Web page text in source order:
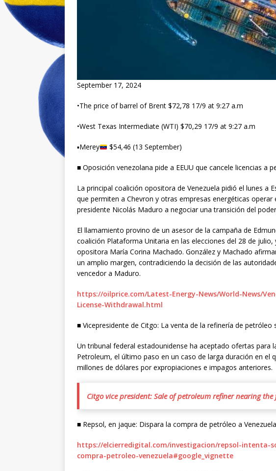
September 17, 2024
•The price of barrel of Brent $72,78 17/9 at 9:27 a.m
•West Texas Intermediate (WTI) $70,29 17/9 at 9:27 a.m
▪︎Merey $54,46 (13 September)
■ Oposición venezolana pide a EEUU que cancele licencias a
La principal coalición opositora de Venezuela pidió el lunes a
que permiten a Chevron y otras empresas energéticas
presidente Nicolás Maduro a negociar una transición del
El llamamiento provino de un asesor de la campaña de
coalición Plataforma Unitaria en las elecciones del 28 de julio,
opositora María Corina Machado. González y Machado
un amplio margen, contradiciendo la decisión de las
vencedor a Maduro.
https://oilprice.com/Latest-Energy-News/World-News/
License-Withdrawal.html
■ Vicepresidente de Citgo: La venta de la refinería de petróleo
Un tribunal federal estadounidense ha aceptado ofertas para
Petroleum, el último paso en un caso de larga duración en el
millones de dólares por expropiaciones e impagos anteriores.
Citgo vice president: Sale of petroleum refiner nearing
■ Repsol, en jaque: Dispara la compra de petróleo a Venezuela
https://elcierredigital.com/investigacion/repsol-intenta-
compra-petroleo-venezuela#google_vignette